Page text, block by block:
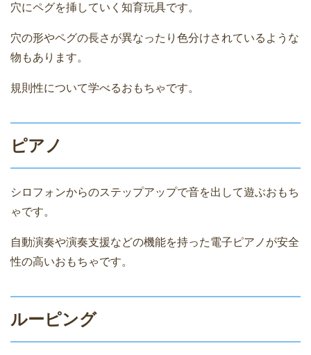
穴にペグを挿していく知育玩具です。
穴の形やペグの長さが異なったり色分けされているような
物もあります。
規則性について学べるおもちゃです。
ピアノ
シロフォンからのステップアップで音を出して遊ぶおもち
ゃです。
自動演奏や演奏支援などの機能を持った電子ピアノが安全
性の高いおもちゃです。
ルーピング